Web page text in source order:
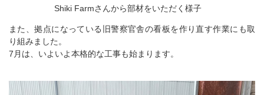
Shiki Farmさんから部材をいただく様子
また、拠点になっている旧警察官舎の看板を作り直す作業にも取
り組みました。
7月は、いよいよ本格的な工事も始まります。